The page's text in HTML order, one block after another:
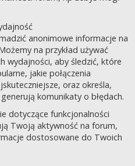
anonimowe informacje na
na przykład używać
wydajności, aby śledzić, które
jakie połączenia
oraz określa,
komunikaty o błędach.
dotyczące funkcjonalności
Twoją aktywność na forum,
dostosowane do Twoich